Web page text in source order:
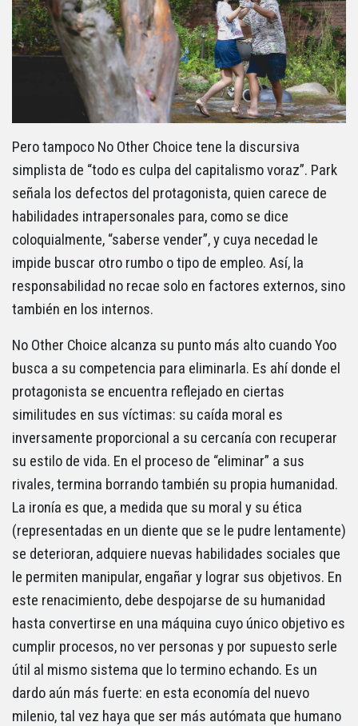
Pero tampoco No Other Choice tene la discursiva
simplista de “todo es culpa del capitalismo voraz”. Park
señala los defectos del protagonista, quien carece de
habilidades intrapersonales para, como se dice
coloquialmente, “saberse vender”, y cuya necedad le
impide buscar otro rumbo o tipo de empleo. Así, la
responsabilidad no recae solo en factores externos, sino
también en los internos.
No Other Choice alcanza su punto más alto cuando Yoo
busca a su competencia para eliminarla. Es ahí donde el
protagonista se encuentra reflejado en ciertas
similitudes en sus víctimas: su caída moral es
inversamente proporcional a su cercanía con recuperar
su estilo de vida. En el proceso de “eliminar” a sus
rivales, termina borrando también su propia humanidad.
La ironía es que, a medida que su moral y su ética
(representadas en un diente que se le pudre lentamente)
se deterioran, adquiere nuevas habilidades sociales que
le permiten manipular, engañar y lograr sus objetivos. En
este renacimiento, debe despojarse de su humanidad
hasta convertirse en una máquina cuyo único objetivo es
cumplir procesos, no ver personas y por supuesto serle
útil al mismo sistema que lo termino echando. Es un
dardo aún más fuerte: en esta economía del nuevo
milenio, tal vez haya que ser más autómata que humano